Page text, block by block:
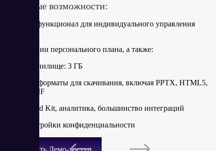
Ключевые возможности:
Мощный функционал для индивидуального управления
Все функции персонального плана, а также:
Хранилище: 3 ГБ
Все форматы для скачивания, включая PPTX, HTML5,
видео и GIF
Brand Kit, аналитика, большинство интеграций
Настройки конфиденциальности